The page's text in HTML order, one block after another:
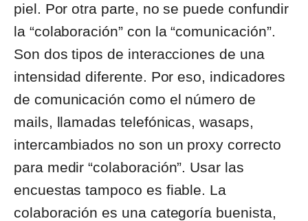
piel. Por otra parte, no se puede confundir
la “colaboración” con la “comunicación”.
Son dos tipos de interacciones de una
intensidad diferente. Por eso, indicadores
de comunicación como el número de
mails, llamadas telefónicas, wasaps,
intercambiados no son un proxy correcto
para medir “colaboración”. Usar las
encuestas tampoco es fiable. La
colaboración es una categoría buenista,